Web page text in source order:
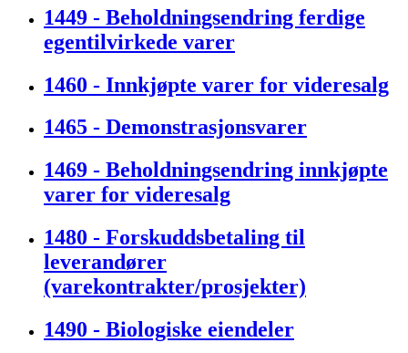
1449 - Beholdningsendring ferdige
egentilvirkede varer
1460 - Innkjøpte varer for videresalg
1465 - Demonstrasjonsvarer
1469 - Beholdningsendring innkjøpte
varer for videresalg
1480 - Forskuddsbetaling til
leverandører
(varekontrakter/prosjekter)
1490 - Biologiske eiendeler